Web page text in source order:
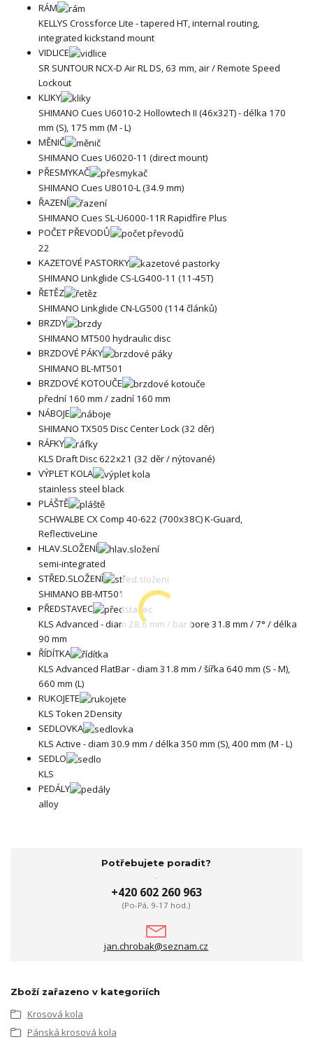
RÁM
KELLYS Crossforce Lite - tapered HT, internal routing,
integrated kickstand mount
VIDLICE
SR SUNTOUR NCX-D Air RL DS, 63 mm, air / Remote Speed
Lockout
KLIKY
SHIMANO Cues U6010-2 Hollowtech II (46x32T) - délka 170
mm (S), 175 mm (M - L)
MĚNIČ
SHIMANO Cues U6020-11 (direct mount)
PŘESMYKAČ
SHIMANO Cues U8010-L (34.9 mm)
ŘAZENÍ
SHIMANO Cues SL-U6000-11R Rapidfire Plus
POČET PŘEVODŮ
22
KAZETOVÉ PASTORKY
SHIMANO Linkglide CS-LG400-11 (11-45T)
ŘETĚZ
SHIMANO Linkglide CN-LG500 (114 článků)
BRZDY
SHIMANO MT500 hydraulic disc
BRZDOVÉ PÁKY
SHIMANO BL-MT501
BRZDOVÉ KOTOUČE
přední 160 mm / zadní 160 mm
NÁBOJE
SHIMANO TX505 Disc Center Lock (32 děr)
RÁFKY
KLS Draft Disc 622x21 (32 děr / nýtované)
VÝPLET KOLA
stainless steel black
PLÁŠTĚ
SCHWALBE CX Comp 40-622 (700x38C) K-Guard,
ReflectiveLine
HLAV.SLOŽENÍ
semi-integrated
STŘED.SLOŽENÍ
SHIMANO BB-MT501
PŘEDSTAVEC
KLS Advanced - diam 28.6 mm / bar bore 31.8 mm / 7° / délka
90 mm
ŘÍDÍTKA
KLS Advanced FlatBar - diam 31.8 mm / šířka 640 mm (S - M),
660 mm (L)
RUKOJETE
KLS Token 2Density
SEDLOVKA
KLS Active - diam 30.9 mm / délka 350 mm (S), 400 mm (M - L)
SEDLO
KLS
PEDÁLY
alloy
Potřebujete poradit?
+420 602 260 963
(Po-Pá, 9-17 hod.)
jan.chrobak@seznam.cz
Zboží zařazeno v kategoriích
Krosová kola
Pánská krosová kola